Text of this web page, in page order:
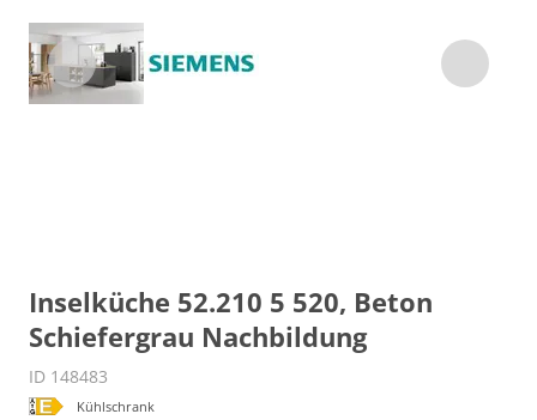
Inselküche 52.210 5 520, Beton
Schiefergrau Nachbildung
ID 148483
Kühlschrank